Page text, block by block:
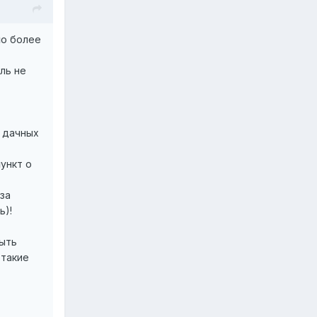
более
не
о